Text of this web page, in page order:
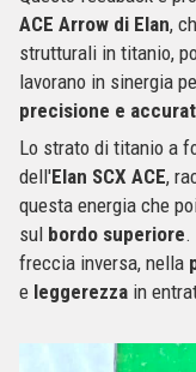
ACE Arrow di Elan,
strutturali in titanio,
lavorano in sinergia
precisione e
Lo strato di titanio a
dell'Elan SCX ACE,
questa energia che
sul bordo superiore
freccia inversa, nella
e leggerezza in